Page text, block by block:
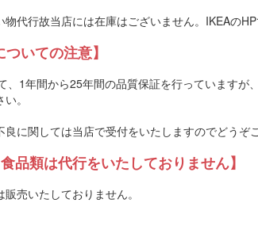
代行故当店には在庫はございません。IKEAの
いての注意】
、1年間から25年間の品質保証を行っていますが
。
に関しては当店で受付をいたしますのでどうぞ
品類は代行をいたしておりません】
売いたしておりません。